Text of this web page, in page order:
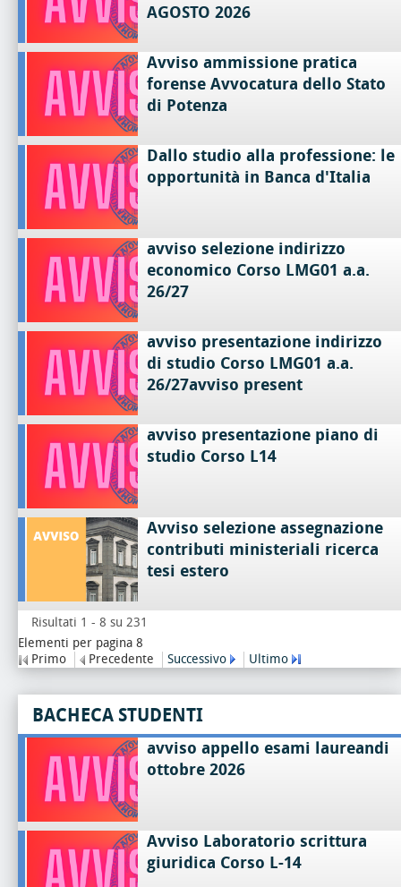
AGOSTO 2026
Avviso ammissione pratica
forense Avvocatura dello Stato
di Potenza
Dallo studio alla professione: le
opportunità in Banca d'Italia
avviso selezione indirizzo
economico Corso LMG01 a.a.
26/27
avviso presentazione indirizzo
di studio Corso LMG01 a.a.
26/27avviso present
avviso presentazione piano di
studio Corso L14
Avviso selezione assegnazione
contributi ministeriali ricerca
tesi estero
Risultati 1 - 8 su 231
Elementi per pagina 8
Primo
Precedente Successivo Ultimo
BACHECA STUDENTI
avviso appello esami laureandi
ottobre 2026
Avviso Laboratorio scrittura
giuridica Corso L-14